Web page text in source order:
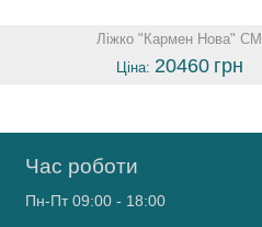
Ліжко "Кармен Нова" СМ
Ціна: 20460 грн
Час роботи
Пн-Пт 09:00 - 18:00